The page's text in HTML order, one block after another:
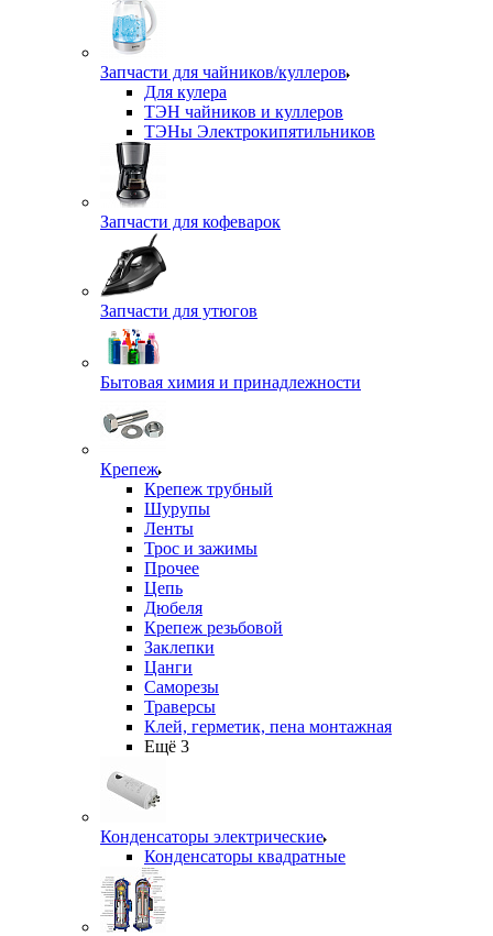
Запчасти для чайников/куллеров
Для кулера
ТЭН чайников и куллеров
ТЭНы Электрокипятильников
Запчасти для кофеварок
Запчасти для утюгов
Бытовая химия и принадлежности
Крепеж
Крепеж трубный
Шурупы
Ленты
Трос и зажимы
Прочее
Цепь
Дюбеля
Крепеж резьбовой
Заклепки
Цанги
Саморезы
Траверсы
Клей, герметик, пена монтажная
Ещё 3
Конденсаторы электрические
Конденсаторы квадратные